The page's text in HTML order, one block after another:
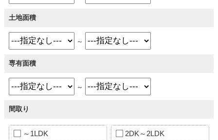
土地面積
～
専有面積
～
間取り
～1LDK 2DK～2LDK